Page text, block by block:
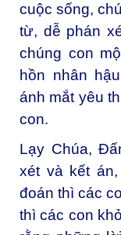
cuộc sống,
từ, dễ phán
chúng con
hồn nhân
ánh mắt yêu
con.
Lạy Chúa,
xét và kết án,
đoán thì các
thì các con